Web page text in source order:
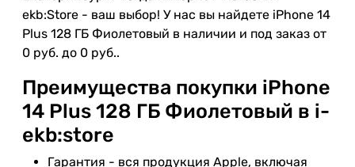
ekb:Store - ваш выбор! У нас вы найдете iPhone 14
Plus 128 ГБ Фиолетовый в наличии и под заказ от
0 руб. до 0 руб..
Преимущества покупки iPhone
14 Plus 128 ГБ Фиолетовый в i-
ekb:store
Гарантия - вся продукция Apple, включая